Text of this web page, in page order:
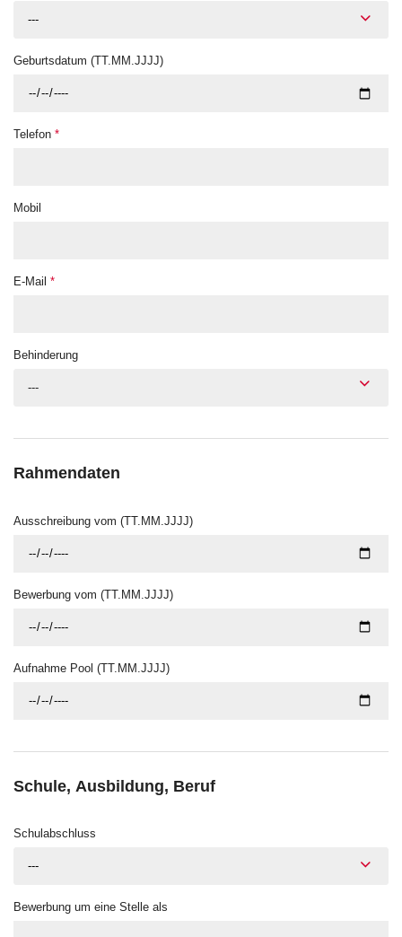
---
Geburtsdatum (TT.MM.JJJJ)
Telefon *
Mobil
E-Mail *
Behinderung
---
Rahmendaten
Ausschreibung vom (TT.MM.JJJJ)
Bewerbung vom (TT.MM.JJJJ)
Aufnahme Pool (TT.MM.JJJJ)
Schule, Ausbildung, Beruf
Schulabschluss
---
Bewerbung um eine Stelle als